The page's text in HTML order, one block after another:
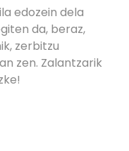
edozein dela
da, beraz,
zerbitzu
zen. Zalantzarik